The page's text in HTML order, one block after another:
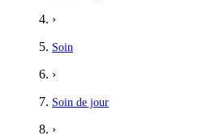
›
Soin
›
Soin de jour
›